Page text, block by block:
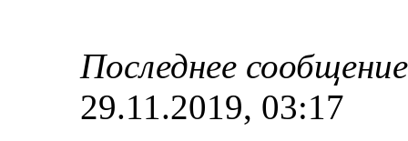
Последнее
29.11.2019, 03:17